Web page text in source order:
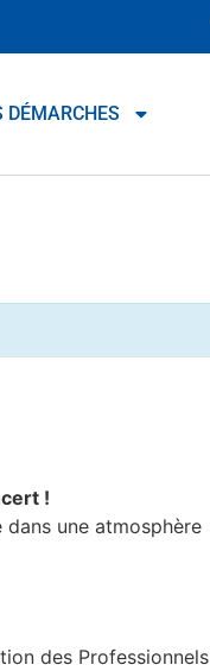
DÉMARCHES
!
une atmosphère
des Professionnels